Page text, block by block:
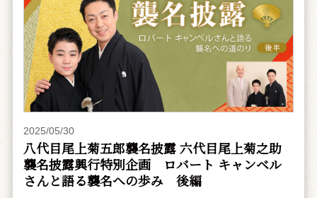
2025/05/30
八代目尾上菊五郎襲名披露 六代目尾上菊之助
襲名披露興行特別企画 ――ロバート キャンベル
さんと語る襲名への歩み 後編